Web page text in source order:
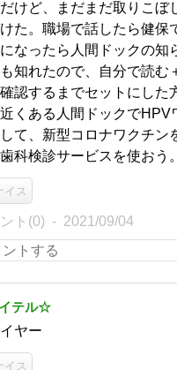
けど、まだまだ取りこぼ
た。職場で話したら健保
なったら人間ドックの知
知れたので、自分で読む
認するまでセットにした
くある人間ドックでHPV
て、新型コロナワクチン
科検診サービスを使おう。
イス
ト(0) 2021/09/04
テル☆
ヤー
イス